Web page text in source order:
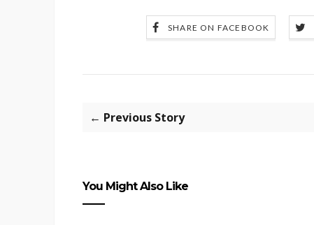
SHARE ON FACEBOOK
← Previous Story
You Might Also Like